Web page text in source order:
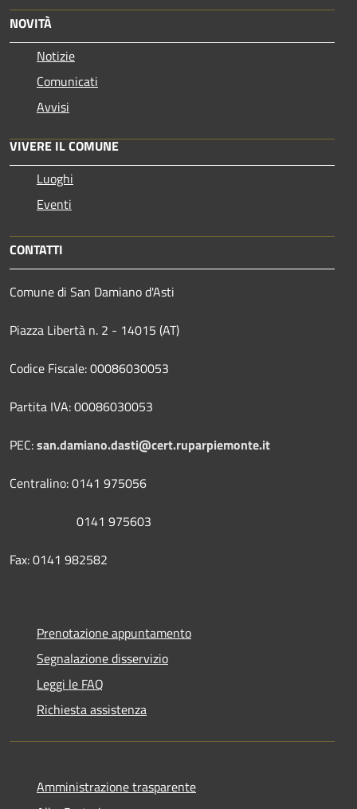
NOVITÀ
Notizie
Comunicati
Avvisi
VIVERE IL COMUNE
Luoghi
Eventi
CONTATTI
Comune di San Damiano d'Asti
Piazza Libertà n. 2 - 14015 (AT)
Codice Fiscale: 00086030053
Partita IVA: 00086030053
PEC:san.damiano.dasti@cert.ruparpiemonte.it
Centralino: 0141 975056
0141 975603
Fax: 0141 982582
Prenotazione appuntamento
Segnalazione disservizio
Leggi le FAQ
Richiesta assistenza
Amministrazione trasparente